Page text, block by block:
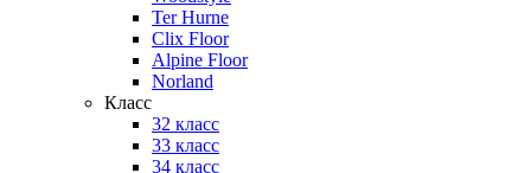
Ter Hurne
Clix Floor
Alpine Floor
Norland
Класс
32 класс
33 класс
34 класс